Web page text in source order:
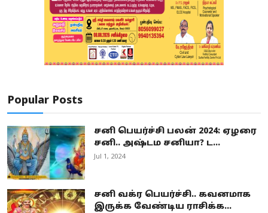
Popular Posts
சனி பெயர்ச்சி பலன் 2024: ஏழரை
சனி.. அஷ்டம சனியா? ட...
Jul 1, 2024
சனி வக்ர பெயர்ச்சி.. கவனமாக
இருக்க வேண்டிய ராசிக்க...